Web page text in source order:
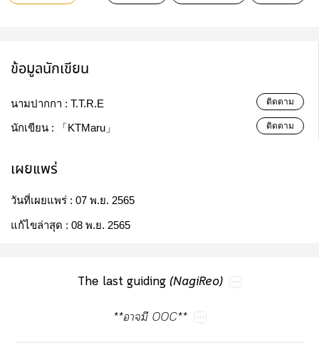
ข้อมูลนักเขียน
นามปากกา : T.T.R.E​ ติดตาม
นักเขียน : 「KTMaru」 ติดตาม
เผยแพร่
วันที่เผยแพร่ : 07 พ.ย. 2565
แก้ไขล่าสุด : 08 พ.ย. 2565
The​last​guiding (NagiReo)​
**​​OOC​**